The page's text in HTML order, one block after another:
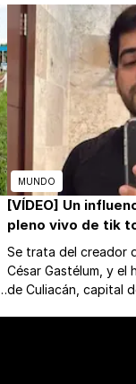
MUNDO
[VÍDEO] Un
pleno vivo de tik
Se trata del creador
César Gastélum, y el
de Culiacán, capital